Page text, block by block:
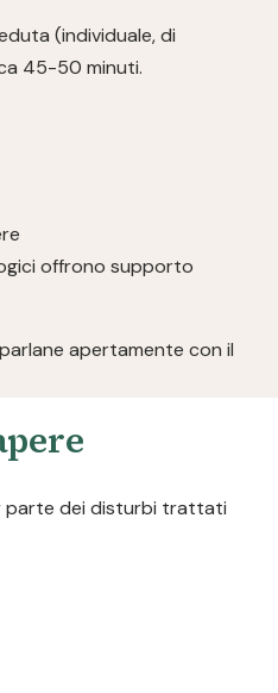
(individuale, di
45-50 minuti.
offrono supporto
apertamente con il
parte dei disturbi trattati